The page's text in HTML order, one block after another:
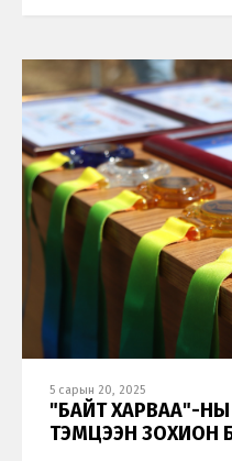
5 сарын 20, 2025
"БАЙТ ХАРВАА"-НЫ
ТЭМЦЭЭН ЗОХИОН